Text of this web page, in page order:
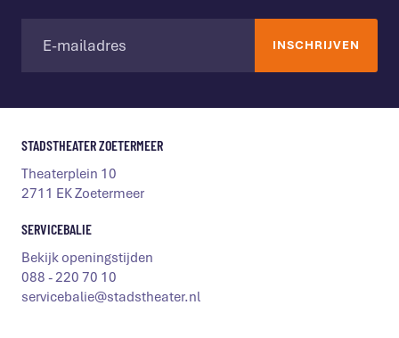
STADSTHEATER ZOETERMEER
Theaterplein 10
2711 EK Zoetermeer
SERVICEBALIE
Bekijk openingstijden
088 - 220 70 10
servicebalie@stadstheater.nl